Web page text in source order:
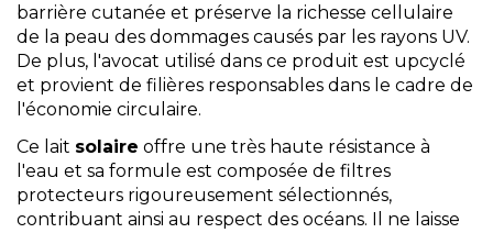
barrière cutanée et préserve la richesse cellulaire
de la peau des dommages causés par les rayons UV.
De plus, l'avocat utilisé dans ce produit est upcyclé
et provient de filières responsables dans le cadre de
l'économie circulaire.
Ce lait solaire offre une très haute résistance à
l'eau et sa formule est composée de filtres
protecteurs rigoureusement sélectionnés,
contribuant ainsi au respect des océans. Il ne laisse